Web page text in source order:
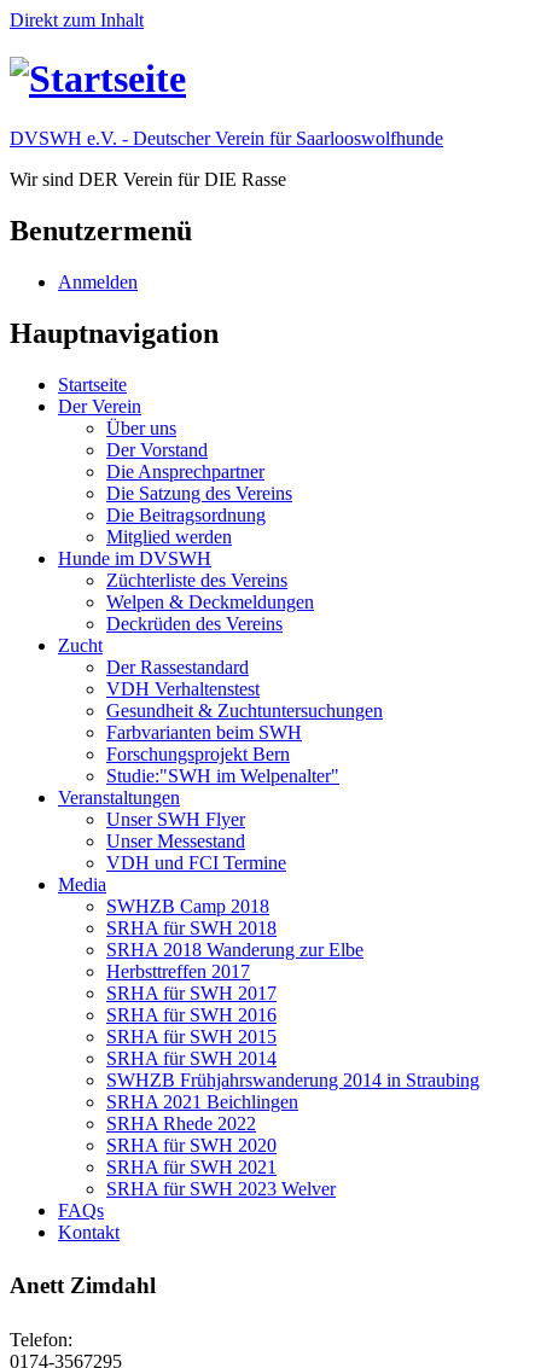
Direkt zum Inhalt
DVSWH e.V. - Deutscher Verein für Saarlooswolfhunde
Wir sind DER Verein für DIE Rasse
Benutzermenü
Anmelden
Hauptnavigation
Startseite
Der Verein
Über uns
Der Vorstand
Die Ansprechpartner
Die Satzung des Vereins
Die Beitragsordnung
Mitglied werden
Hunde im DVSWH
Züchterliste des Vereins
Welpen & Deckmeldungen
Deckrüden des Vereins
Zucht
Der Rassestandard
VDH Verhaltenstest
Gesundheit & Zuchtuntersuchungen
Farbvarianten beim SWH
Forschungsprojekt Bern
Studie:"SWH im Welpenalter"
Veranstaltungen
Unser SWH Flyer
Unser Messestand
VDH und FCI Termine
Media
SWHZB Camp 2018
SRHA für SWH 2018
SRHA 2018 Wanderung zur Elbe
Herbsttreffen 2017
SRHA für SWH 2017
SRHA für SWH 2016
SRHA für SWH 2015
SRHA für SWH 2014
SWHZB Frühjahrswanderung 2014 in Straubing
SRHA 2021 Beichlingen
SRHA Rhede 2022
SRHA für SWH 2020
SRHA für SWH 2021
SRHA für SWH 2023 Welver
FAQs
Kontakt
Anett Zimdahl
Telefon:
0174-3567295